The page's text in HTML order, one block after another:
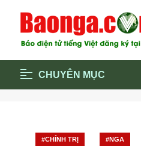
CHUYÊN MỤC
Cộng đồng
#CHÍNH TRỊ #NGA